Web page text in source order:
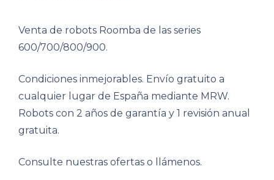
Venta de robots Roomba de las series
600/700/800/900.
Condiciones inmejorables. Envío gratuito a
cualquier lugar de España mediante MRW.
Robots con 2 años de garantía y 1 revisión anual
gratuita.
Consulte nuestras ofertas o llámenos.